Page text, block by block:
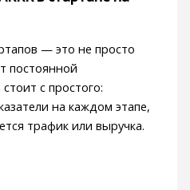
— это не просто
постоянной
с простого:
на каждом этапе,
трафик или выручка.